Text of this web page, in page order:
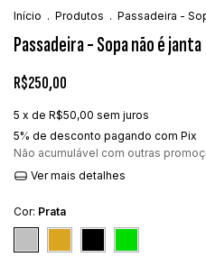
Início . Produtos . Passadeira -
Passadeira - Sopa não é janta
R$250,00
5 x de R$50,00 sem juros
5% de desconto pagando com Pix
Não acumulável com outras
Ver mais detalhes
Cor: Prata